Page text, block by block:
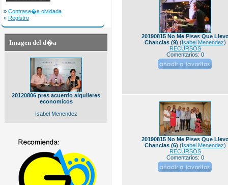
» Contrase�a olvidada
» Registro
Imagen del d�a
20120806 pres acuerdo alquileres
economicos
Isabel Menendez
20190815 No Me Pises Que
Chanclas (9) (Isabel Menendez)
RECURSOS
Comentarios: 0
20190815 No Me Pises Que
Chanclas (6) (Isabel Menendez)
RECURSOS
Comentarios: 0